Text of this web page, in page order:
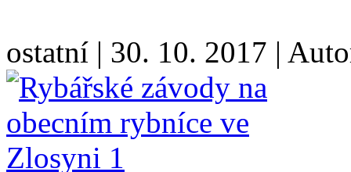
ostatní | 30. 10. 2017 |